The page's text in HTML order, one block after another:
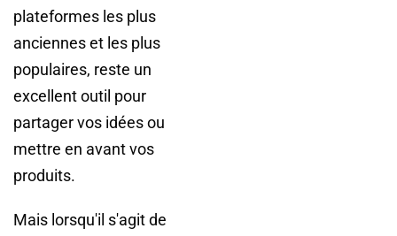
plateformes les plus
anciennes et les plus
populaires, reste un
excellent outil pour
partager vos idées ou
mettre en avant vos
produits.
Mais lorsqu'il s'agit de